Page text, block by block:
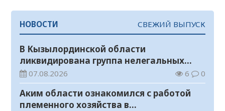
НОВОСТИ СВЕЖИЙ ВЫПУСК
В Кызылординской области
ликвидирована группа нелегальных
добытчиков золота
07.08.2026 6 0
Аким области ознакомился с работой
племенного хозяйства в